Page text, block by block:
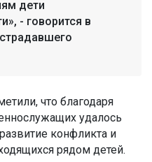
дети
- говорится в
что благодаря
удалось
конфликта и
рядом детей.